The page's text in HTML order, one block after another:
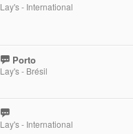
Lay's - International
Porto
Lay's - Brésil
Lay's - International